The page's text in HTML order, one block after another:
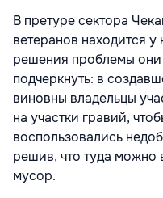
В претуре сектора
ветеранов находится
решения проблемы
подчеркнуть: в
виновны владельцы
на участки гравий,
воспользовались
решив, что туда можно
мусор.